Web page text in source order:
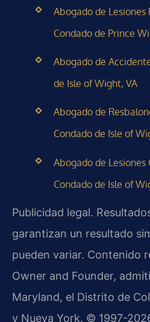
Abogado de Lesiones
Condado de Prince
Abogado de
de Isle of Wight, VA
Abogado de
Condado de Isle of
Abogado de
Condado de Isle of
Publicidad legal.
garantizan un resultado
pueden variar. Contenido
Owner and Founder,
Maryland, el Distrito de
y Nueva York. © 1997-